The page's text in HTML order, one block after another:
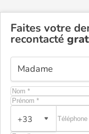
Faites votre
recontacté
+33